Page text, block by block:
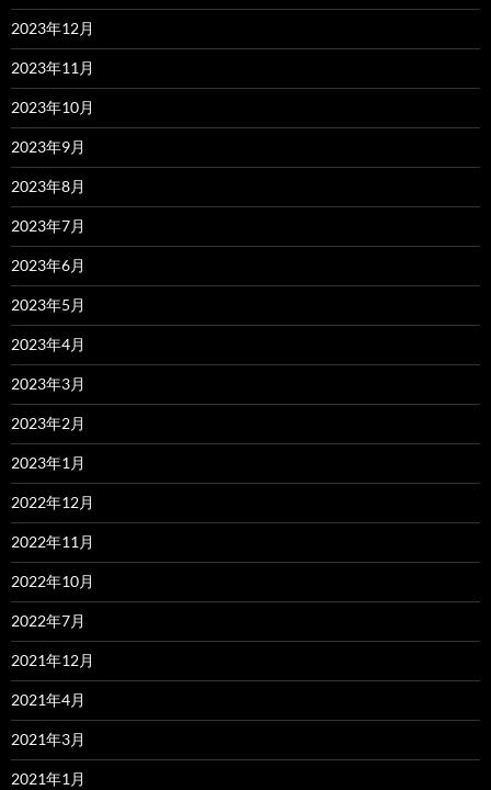
2023年12月
2023年11月
2023年10月
2023年9月
2023年8月
2023年7月
2023年6月
2023年5月
2023年4月
2023年3月
2023年2月
2023年1月
2022年12月
2022年11月
2022年10月
2022年7月
2021年12月
2021年4月
2021年3月
2021年1月